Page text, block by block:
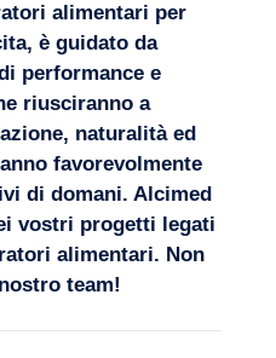
alimentari per
è guidato da
performance e
riusciranno a
naturalità ed
favorevolmente
di domani. Alcimed
vostri progetti legati
alimentari. Non
team!